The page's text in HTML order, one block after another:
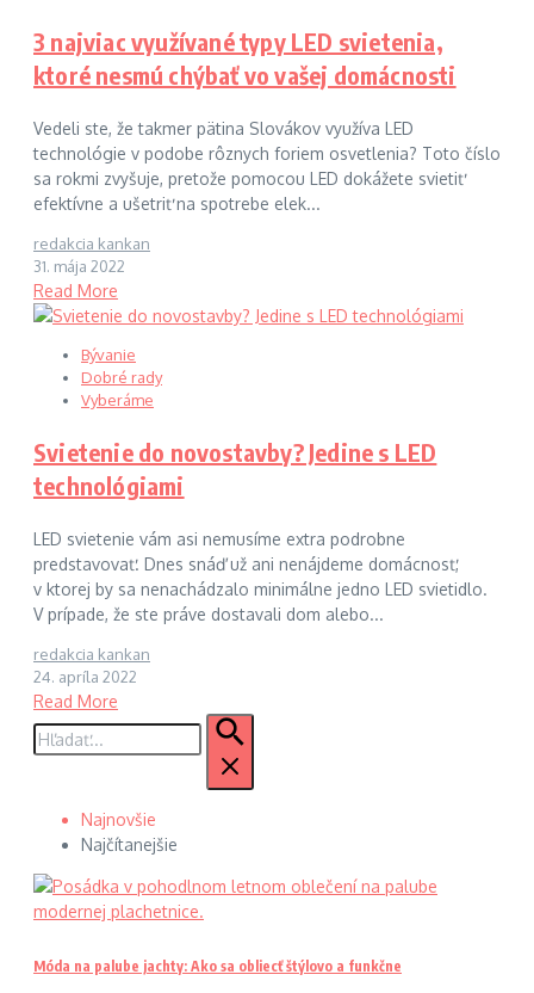
3 najviac využívané typy LED svietenia,
ktoré nesmú chýbať vo vašej domácnosti
Vedeli ste, že takmer pätina Slovákov využíva LED
technológie v podobe rôznych foriem osvetlenia? Toto číslo
sa rokmi zvyšuje, pretože pomocou LED dokážete svietiť
efektívne a ušetriť na spotrebe elek...
redakcia kankan
31. mája 2022
Read More
Bývanie
Dobré rady
Vyberáme
Svietenie do novostavby? Jedine s LED
technológiami
LED svietenie vám asi nemusíme extra podrobne
predstavovať. Dnes snáď už ani nenájdeme domácnosť,
v ktorej by sa nenachádzalo minimálne jedno LED svietidlo.
V prípade, že ste práve dostavali dom alebo...
redakcia kankan
24. apríla 2022
Read More
Hľadať:
Najnovšie
Najčítanejšie
Móda na palube jachty: Ako sa obliecť štýlovo a funkčne